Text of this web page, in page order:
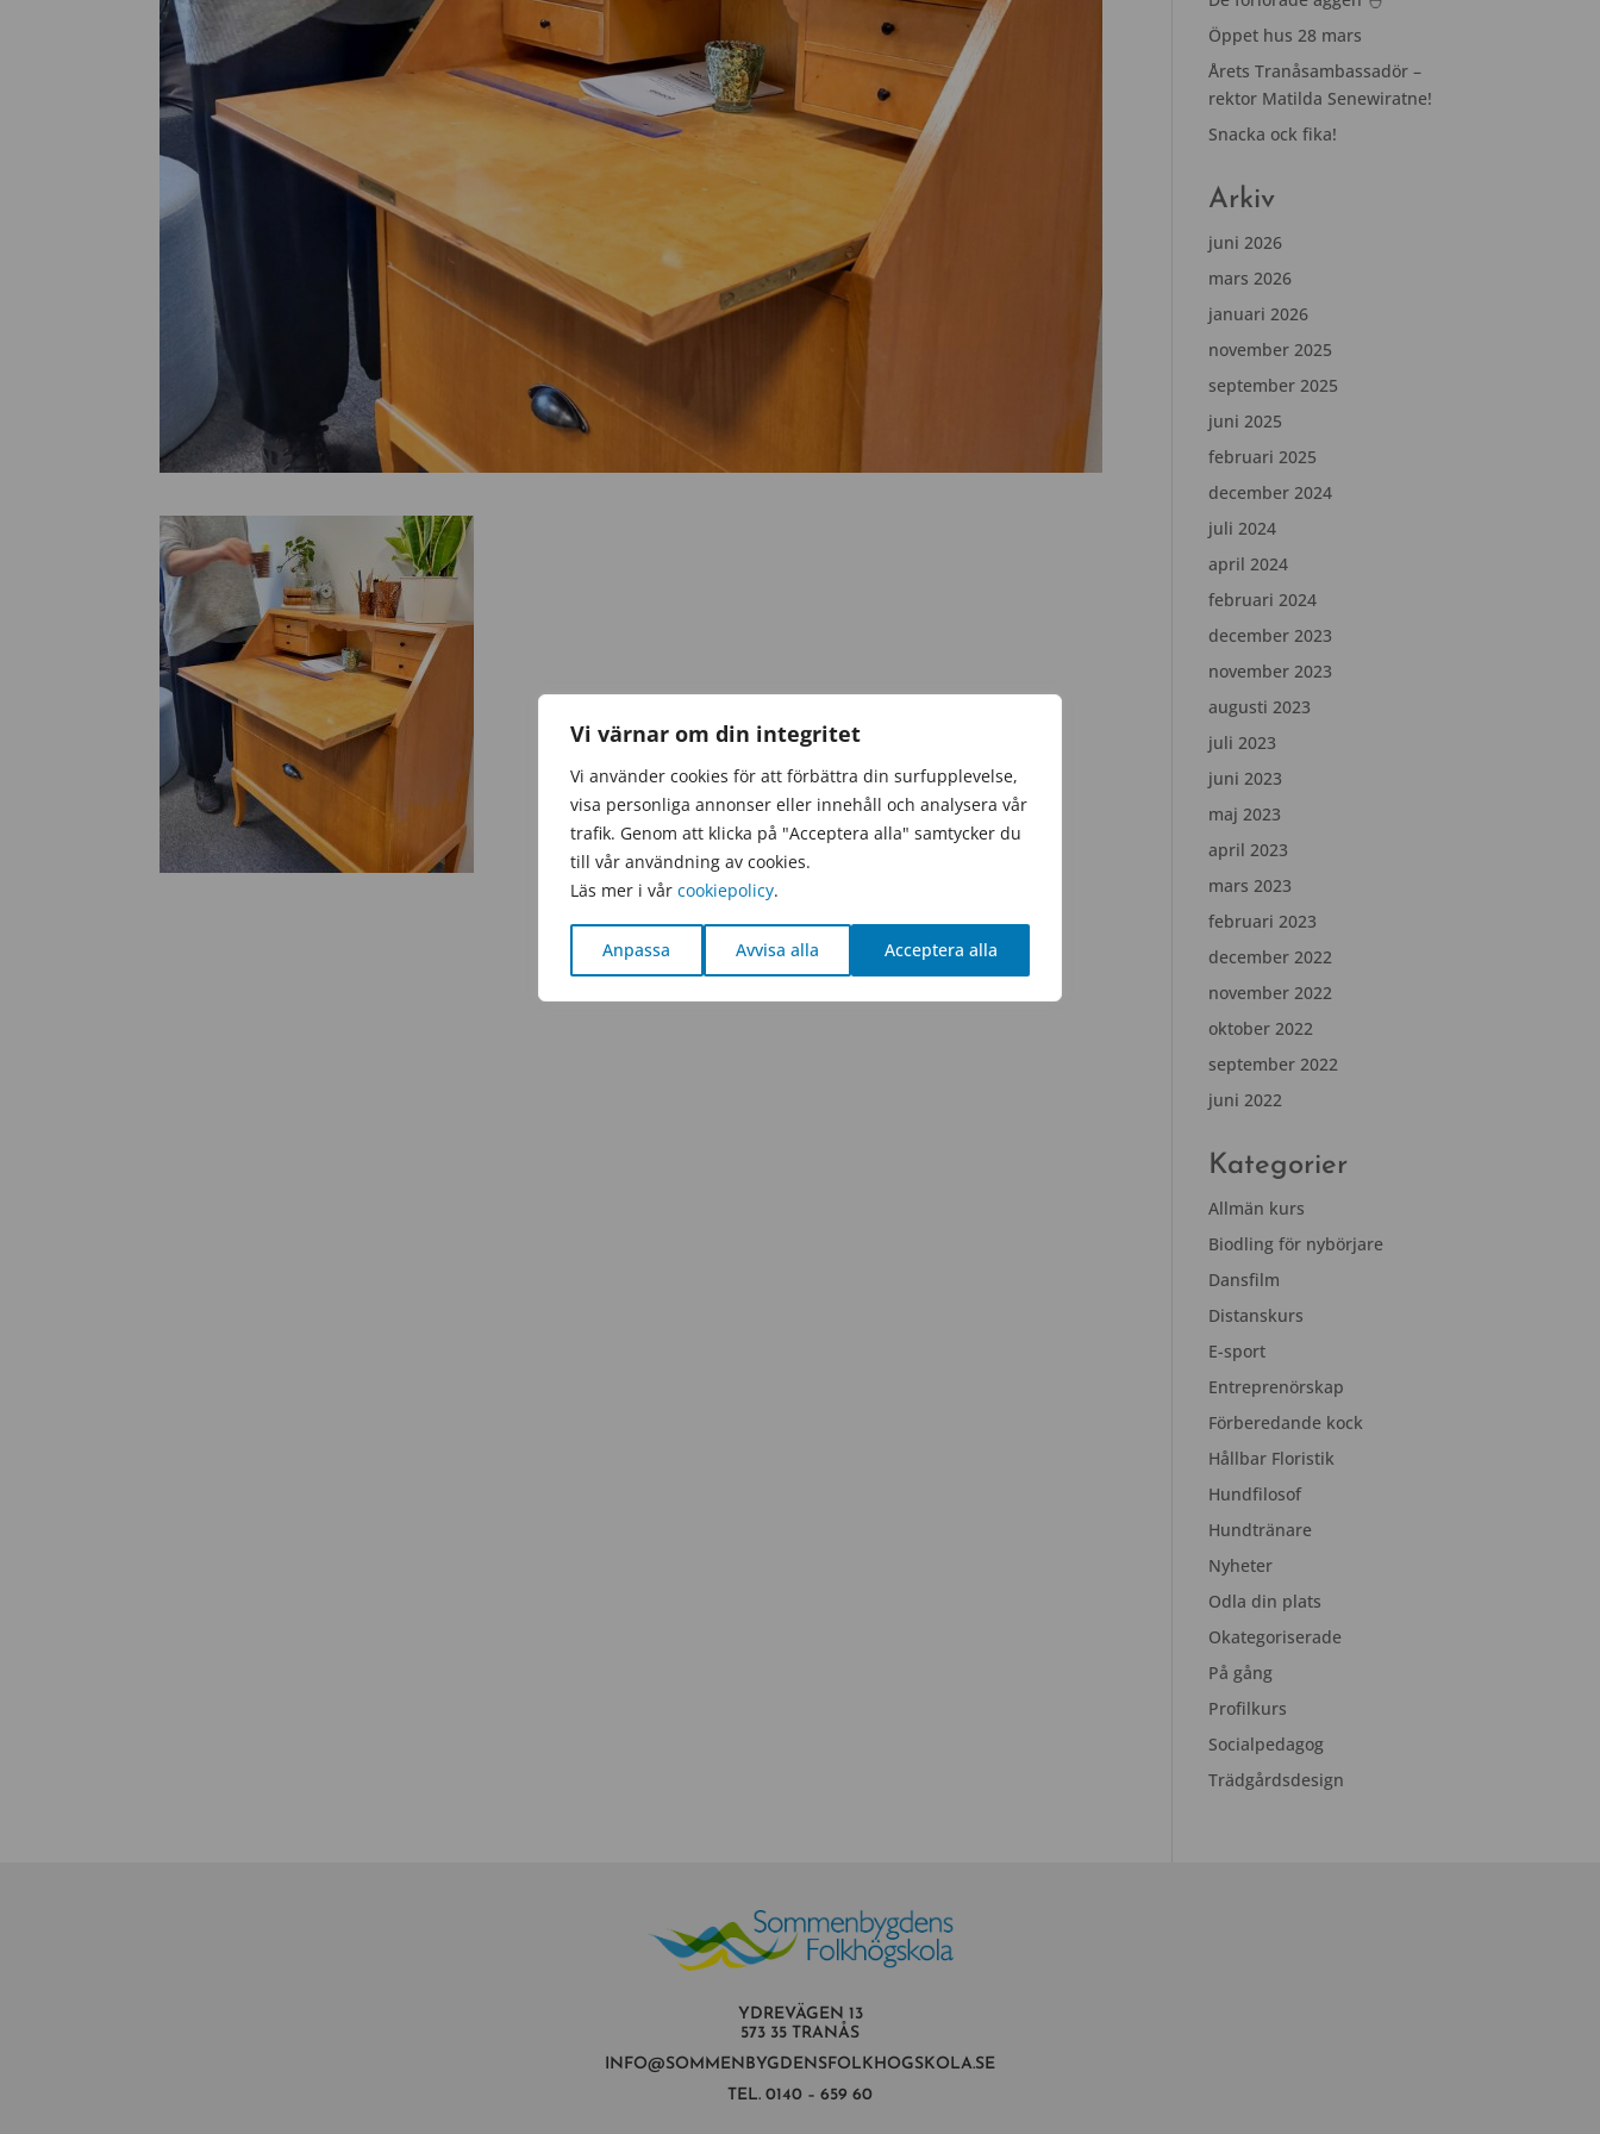
Vi värnar om din integritet
Vi använder cookies för att förbättra din surfupplevelse,
visa personliga annonser eller innehåll och analysera vår
trafik. Genom att klicka på "Acceptera alla" samtycker du
till vår användning av cookies.
Läs mer i vår cookiepolicy.
Anpassa Avvisa alla Acceptera alla
Öppet hus 28 mars
Årets Tranåsambassadör –
rektor Matilda Senewiratne!
Snacka ock fika!
Arkiv
juni 2026
mars 2026
januari 2026
november 2025
september 2025
juni 2025
februari 2025
december 2024
juli 2024
april 2024
februari 2024
december 2023
november 2023
augusti 2023
juli 2023
juni 2023
maj 2023
april 2023
mars 2023
februari 2023
december 2022
november 2022
oktober 2022
september 2022
juni 2022
Kategorier
Allmän kurs
Biodling för nybörjare
Dansfilm
Distanskurs
E-sport
Entreprenörskap
Förberedande kock
Hållbar Floristik
Hundfilosof
Hundtränare
Nyheter
Odla din plats
Okategoriserade
På gång
Profilkurs
Socialpedagog
Trädgårdsdesign
YDREVÄGEN 13
573 35 TRANÅS
INFO@SOMMENBYGDENSFOLKHOGSKOLA.SE
TEL. 0140 – 659 60